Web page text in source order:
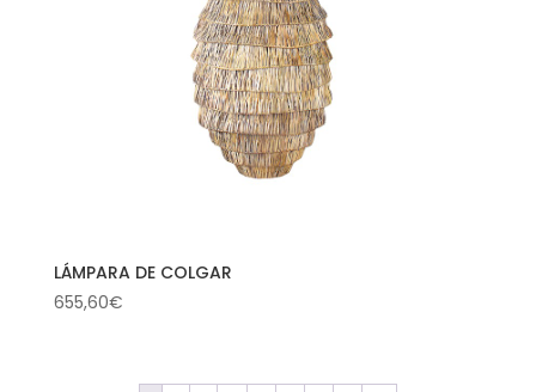
LÁMPARA DE COLGAR
655,60€